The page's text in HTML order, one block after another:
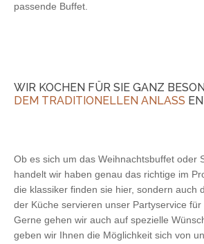
passende Buffet.
WIR KOCHEN FÜR SIE GANZ
DEM TRADITIONELLEN ANLASS
Ob es sich um das Weihnachtsbuffet oder
handelt wir haben genau das richtige im
die klassiker finden sie hier, sondern auch
der Küche servieren unser Partyservice für
Gerne gehen wir auch auf spezielle
geben wir Ihnen die Möglichkeit sich von